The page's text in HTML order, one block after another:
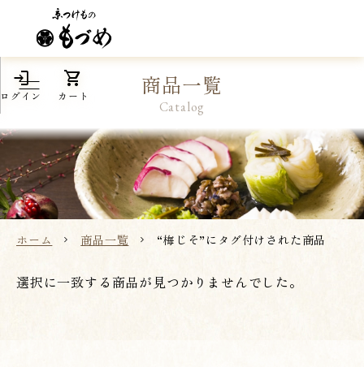
login
ログイン
shopping_cart
カート 商品一覧
Catalog
ホーム 商品一覧 “梅じそ”にタグ付けされた商品
選択に一致する商品が見つかりませんでした。